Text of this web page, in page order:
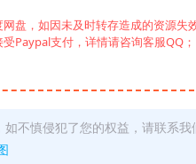
盘，如因未及时转存造成的资源失
Paypal支付，详情请咨询客服QQ；
不慎侵犯了您的权益，请联系我